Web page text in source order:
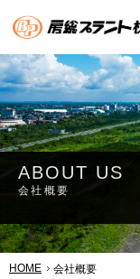
ABOUT US
会社概要
HOME 会社概要